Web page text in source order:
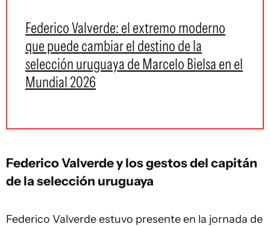
Federico Valverde: el extremo moderno
que puede cambiar el destino de la
selección uruguaya de Marcelo Bielsa en el
Mundial 2026
Federico Valverde y los gestos del capitán
de la selección uruguaya
Federico Valverde estuvo presente en la jornada de